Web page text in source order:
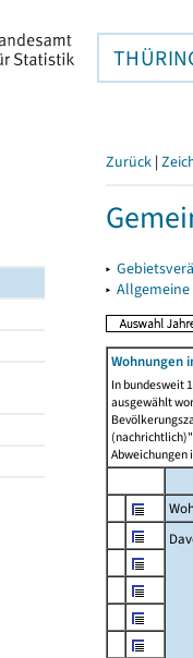
Zurück |
▸
▸
Wohnungen
In bundesweit
ausgewählt
Abweichungen